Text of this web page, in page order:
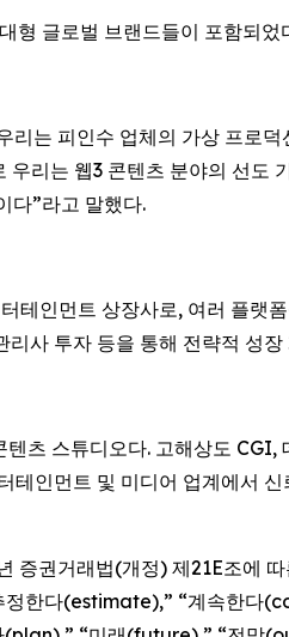
글로벌 브랜드들이 포함되
는 피인수 업체의 가상 프로
리는 웹3 콘텐츠 분야의 선
다”라고 말했다.
인먼트 상장사로, 여러 플랫
사 투자 등을 통해 전략적 성
츠 스튜디오다. 고해상도
인먼트 및 미디어 업계에서
증권거래법(개정) 제21E조에
한다(estimate),” “계속한